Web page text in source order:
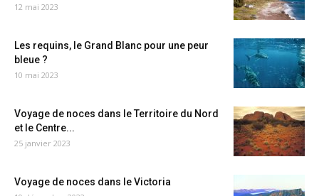
12 mai 2023
Les requins, le Grand Blanc pour une peur
bleue ?
10 mai 2023
Voyage de noces dans le Territoire du Nord
et le Centre...
25 janvier 2023
Voyage de noces dans le Victoria